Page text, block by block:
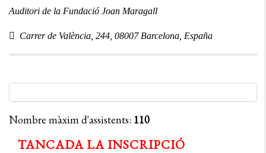
Auditori de la Fundació Joan Maragall
Carrer de València, 244, 08007 Barcelona, España
Nombre màxim d'assistents: 110
TANCADA LA INSCRIPCIÓ